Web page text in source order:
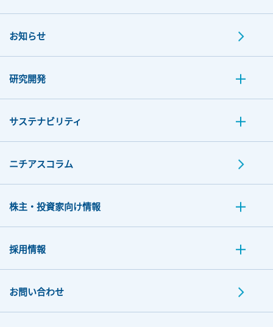
お知らせ
研究開発
サステナビリティ
ニチアスコラム
株主・投資家向け情報
採用情報
お問い合わせ